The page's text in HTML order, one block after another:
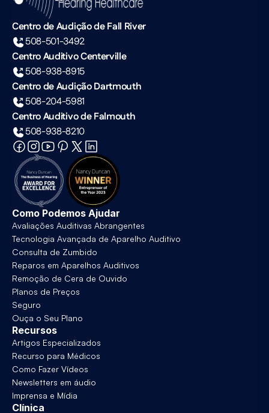
Centro de Audição de Fall River
508-501-3492
Centro Auditivo Centerville
508-938-8915
Centro de Audição Dartmouth
508-204-5981
Centro Auditivo de Falmouth
508-938-8210
Como Podemos Ajudar
Avaliações Auditivas Abrangentes
Tecnologia Avançada de Aparelho Auditivo
Consulta de Zumbido
Reparos em Aparelhos Auditivos
Remoção de Cera de Ouvido
Planos de Preços
Seguro
Ouça o Seu Plano
Recursos
Artigos Especializados
Recurso para Médicos
Como Fazer Vídeos
Newsletters em áudio
Imprensa e Mídia
Clínica